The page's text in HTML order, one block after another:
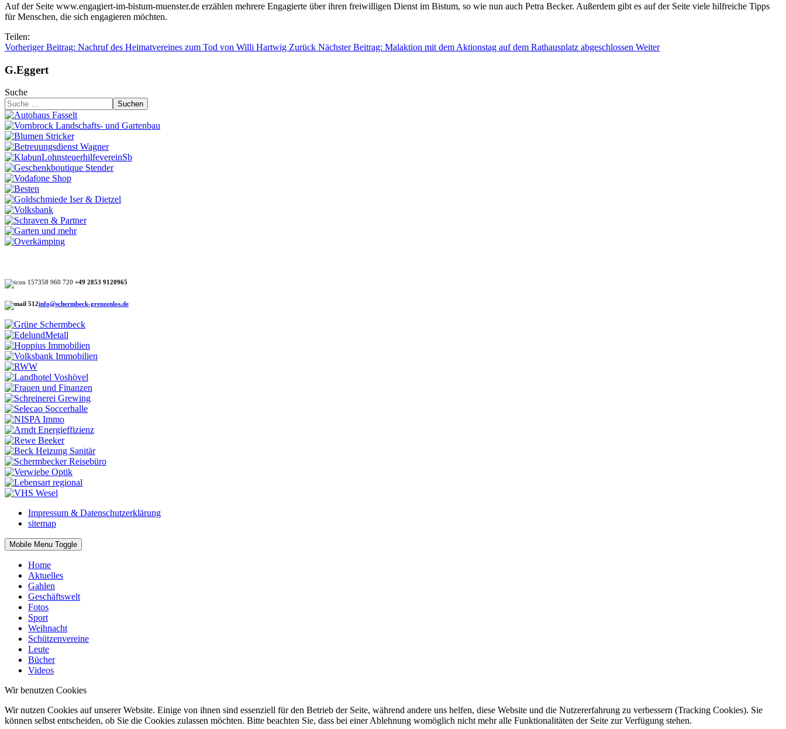
Auf der Seite www.engagiert-im-bistum-muenster.de erzählen mehrere Engagierte über ihren freiwilligen Dienst im Bistum, so wie nun auch Petra Becker. Außerdem gibt es auf der Seite viele hilfreiche Tipps
für Menschen, die sich engagieren möchten.
Teilen:
Vorheriger Beitrag: Nachruf des Heimatvereines zum Tod von Willi Hartwig Zurück Nächster Beitrag: Malaktion mit dem Aktionstag auf dem Rathausplatz abgeschlossen Weiter
G.Eggert
Suche
Suchen
+49 2853 9120965
info@schermbeck-grenzenlos.de
Impressum & Datenschutzerklärung
sitemap
Mobile Menu Toggle
Home
Aktuelles
Gahlen
Geschäftswelt
Fotos
Sport
Weihnacht
Schützenvereine
Leute
Bücher
Videos
Wir benutzen Cookies
Wir nutzen Cookies auf unserer Website. Einige von ihnen sind essenziell für den Betrieb der Seite, während andere uns helfen, diese Website und die Nutzererfahrung zu verbessern (Tracking Cookies). Sie
können selbst entscheiden, ob Sie die Cookies zulassen möchten. Bitte beachten Sie, dass bei einer Ablehnung womöglich nicht mehr alle Funktionalitäten der Seite zur Verfügung stehen.